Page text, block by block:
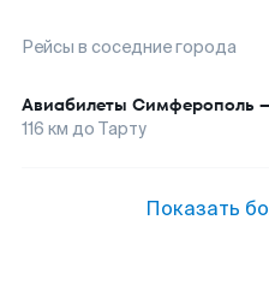
Рейсы в соседние города
Авиабилеты Симферополь
116 км до Тарту
Показать